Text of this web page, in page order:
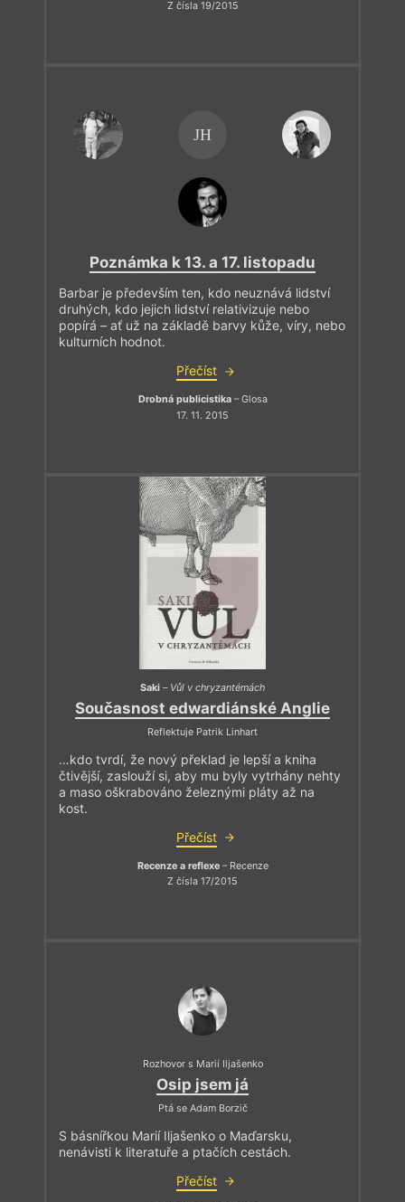
Z čísla 19/2015
JH
Poznámka k 13. a 17. listopadu
Barbar je především ten, kdo neuznává lidství
druhých, kdo jejich lidství relativizuje nebo
popírá – ať už na základě barvy kůže, víry, nebo
kulturních hodnot.
Přečíst
Drobná publicistika– Glosa
17. 11. 2015
Saki – Vůl v chryzantémách
Současnost edwardiánské Anglie
Reflektuje Patrik Linhart
…kdo tvrdí, že nový překlad je lepší a kniha
čtivější, zaslouží si, aby mu byly vytrhány nehty
a maso oškrabováno železnými pláty až na
kost.
Přečíst
Recenze a reflexe– Recenze
Z čísla 17/2015
Rozhovor s Marií Iljašenko
Osip jsem já
Ptá se Adam Borzič
S básnířkou Marií Iljašenko o Maďarsku,
nenávisti k literatuře a ptačích cestách.
Přečíst